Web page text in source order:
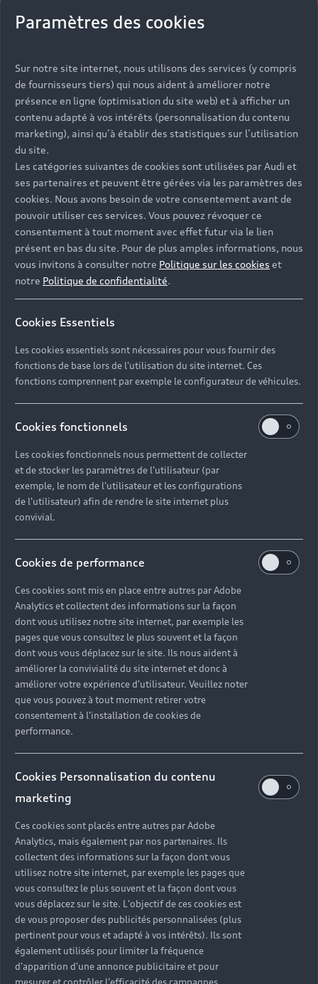
Paramètres des cookies
Sur notre site internet, nous utilisons des services (y compris
de fournisseurs tiers) qui nous aident à améliorer notre
présence en ligne (optimisation du site web) et à afficher un
contenu adapté à vos intérêts (personnalisation du contenu
marketing), ainsi qu’à établir des statistiques sur l’utilisation
du site.
Les catégories suivantes de cookies sont utilisées par Audi et
ses partenaires et peuvent être gérées via les paramètres des
cookies. Nous avons besoin de votre consentement avant de
pouvoir utiliser ces services. Vous pouvez révoquer ce
consentement à tout moment avec effet futur via le lien
présent en bas du site. Pour de plus amples informations, nous
vous invitons à consulter notre Politique sur les cookies et
notre Politique de confidentialité.
Cookies Essentiels
Les cookies essentiels sont nécessaires pour vous fournir des
fonctions de base lors de l'utilisation du site internet. Ces
fonctions comprennent par exemple le configurateur de véhicules.
Cookies fonctionnels
Les cookies fonctionnels nous permettent de collecter
et de stocker les paramètres de l'utilisateur (par
exemple, le nom de l'utilisateur et les configurations
de l'utilisateur) afin de rendre le site internet plus
convivial.
Cookies de performance
Ces cookies sont mis en place entre autres par Adobe
Analytics et collectent des informations sur la façon
dont vous utilisez notre site internet, par exemple les
pages que vous consultez le plus souvent et la façon
dont vous vous déplacez sur le site. Ils nous aident à
améliorer la convivialité du site internet et donc à
améliorer votre expérience d'utilisateur. Veuillez noter
que vous pouvez à tout moment retirer votre
consentement à l'installation de cookies de
performance.
Cookies Personnalisation du contenu
marketing
Ces cookies sont placés entre autres par Adobe
Analytics, mais également par nos partenaires. Ils
collectent des informations sur la façon dont vous
utilisez notre site internet, par exemple les pages que
vous consultez le plus souvent et la façon dont vous
vous déplacez sur le site. L'objectif de ces cookies est
de vous proposer des publicités personnalisées (plus
pertinent pour vous et adapté à vos intérêts). Ils sont
également utilisés pour limiter la fréquence
d'apparition d'une annonce publicitaire et pour